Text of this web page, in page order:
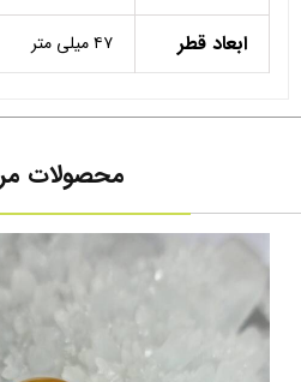
ابعاد قطر ۴۷ میلی متر
محصولات